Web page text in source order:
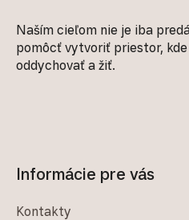
Naším cieľom nie je iba
pomôcť vytvoriť priestor,
oddychovať a žiť.
Informácie pre vás
Kontakty